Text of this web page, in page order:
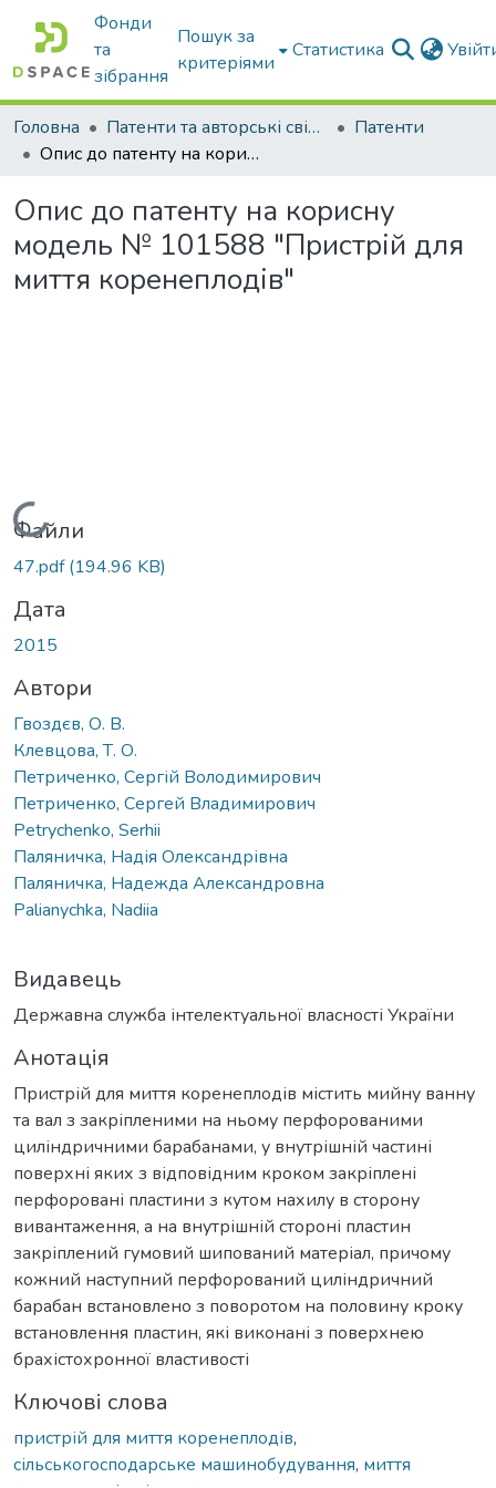
Фонди
та
зібрання
Пошук за
критеріями
Статистика
Головна Патенти та авторські свідоцтва
Патенти
Опис до патенту на корисну модель № 101588 "Пристрій для миття коренеплодів"
Опис до патенту на корисну
модель № 101588 "Пристрій для
миття коренеплодів"
Вантажиться...
Файли
47.pdf(194.96 KB)
Дата
2015
Автори
Гвоздєв, О. В.
Клевцова, Т. О.
Петриченко, Сергій Володимирович
Петриченко, Сергей Владимирович
Petrychenko, Serhii
Паляничка, Надія Олександрівна
Паляничка, Надежда Александровна
Palianychka, Nadiia
Видавець
Державна служба інтелектуальної власності України
Анотація
Пристрій для миття коренеплодів містить мийну ванну
та вал з закріпленими на ньому перфорованими
циліндричними барабанами, у внутрішній частині
поверхні яких з відповідним кроком закріплені
перфоровані пластини з кутом нахилу в сторону
вивантаження, а на внутрішній стороні пластин
закріплений гумовий шипований матеріал, причому
кожний наступний перфорований циліндричний
барабан встановлено з поворотом на половину кроку
встановлення пластин, які виконані з поверхнею
брахістохронної властивості
Ключові слова
пристрій для миття коренеплодів,
сільськогосподарське машинобудування, миття